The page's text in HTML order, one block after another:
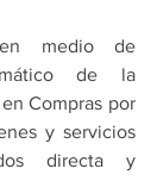
medio de
de la
Compras por
y servicios
directa y